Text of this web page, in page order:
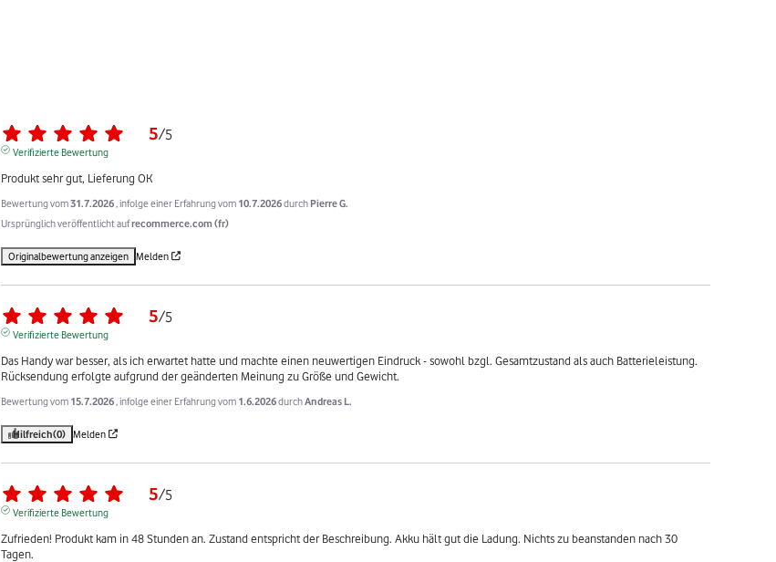
5/5
Verifizierte Bewertung
Produkt sehr gut, Lieferung OK
Bewertung vom31.7.2026 , infolge einer Erfahrung vom 10.7.2026durch Pierre G.
Ursprünglich veröffentlicht aufrecommerce.com (fr)
Originalbewertung anzeigen Melden
5/5
Verifizierte Bewertung
Das Handy war besser, als ich erwartet hatte und machte einen neuwertigen Eindruck - sowohl bzgl. Gesamtzustand als auch Batterieleistung.
Rücksendung erfolgte aufgrund der geänderten Meinung zu Größe und Gewicht.
Bewertung vom 15.7.2026 , infolge einer Erfahrung vom 1.6.2026durchAndreas L.
Hilfreich(0) Melden
5/5
Verifizierte Bewertung
Zufrieden! Produkt kam in 48 Stunden an. Zustand entspricht der Beschreibung. Akku hält gut die Ladung. Nichts zu beanstanden nach 30
Tagen.